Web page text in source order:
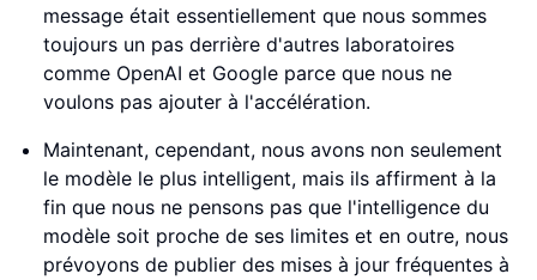
message était essentiellement que nous sommes
toujours un pas derrière d'autres laboratoires
comme OpenAI et Google parce que nous ne
voulons pas ajouter à l'accélération.
Maintenant, cependant, nous avons non seulement
le modèle le plus intelligent, mais ils affirment à la
fin que nous ne pensons pas que l'intelligence du
modèle soit proche de ses limites et en outre, nous
prévoyons de publier des mises à jour fréquentes à